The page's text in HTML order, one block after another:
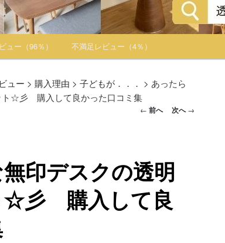
ュー（96％） 不満足レビュー（4％）
ュー > 購入理由 > 子どもが．．． > あったら
ト☆彡 購入して良かった口コミ集
投稿ナビゲー
← 前へ 次へ→
印デスクの透明
☆彡 購入して良